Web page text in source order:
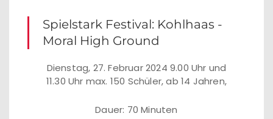
Spielstark Festival: Kohlhaas -
Moral High Ground
Dienstag, 27. Februar 2024 9.00 Uhr und
11.30 Uhr max. 150 Schüler, ab 14 Jahren,
Dauer: 70 Minuten